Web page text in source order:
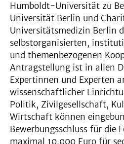
Humboldt-Universität zu
Universität Berlin und
Universitätsmedizin Berlin
selbstorganisierten,
und themenbezogenen
Antragstellung ist in allen
Expertinnen und Experten
wissenschaftlicher
Politik, Zivilgesellschaft,
Wirtschaft können
Bewerbungsschluss für die
maximal 10.000 Euro für